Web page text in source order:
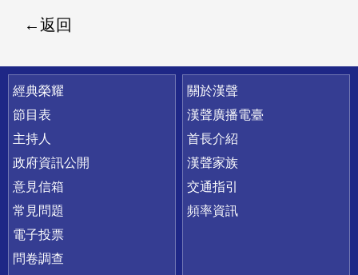
返回
快速連結
經典榮耀
節目表
主持人
政府資訊公開
意見信箱
常見問題
電子投票
問卷調查
關於漢聲
漢聲廣播電臺
首長介紹
漢聲家族
交通指引
頻率資訊